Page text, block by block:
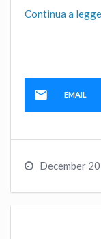
Continua a
EMAIL
December